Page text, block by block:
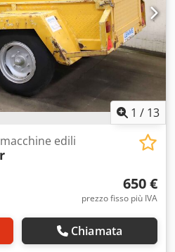
1 / 13
edili
650 €
prezzo fisso più IVA
Chiamata